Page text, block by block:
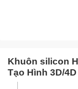
Khuôn silicon
Tạo Hình 3D/